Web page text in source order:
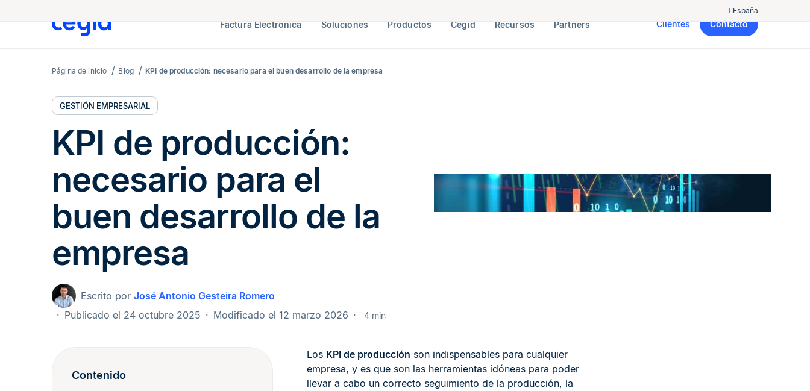
España
Factura Electrónica Soluciones Productos Cegid Recursos Partners Clientes Contacto
Página de inicio Blog KPI de producción: necesario para el buen desarrollo de la empresa
GESTIÓN EMPRESARIAL
KPI de producción:
necesario para el
buen desarrollo de la
empresa
Escrito por José Antonio Gesteira Romero
Publicado el 24 octubre 2025
Modificado el 12 marzo 2026 4 min
Contenido
Los KPI de producción son indispensables para cualquier
empresa, y es que son las herramientas idóneas para poder
llevar a cabo un correcto seguimiento de la producción, la